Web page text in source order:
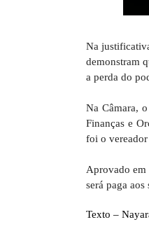
Na
demonstram
a perda do
Na Câmara,
Finanças e
foi o
Aprovado
será paga
Texto –